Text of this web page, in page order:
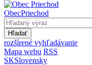
ObecPriechod
Hľadať
rozšírené vyhľadávanie
Mapa webu RSS
SKSlovensky